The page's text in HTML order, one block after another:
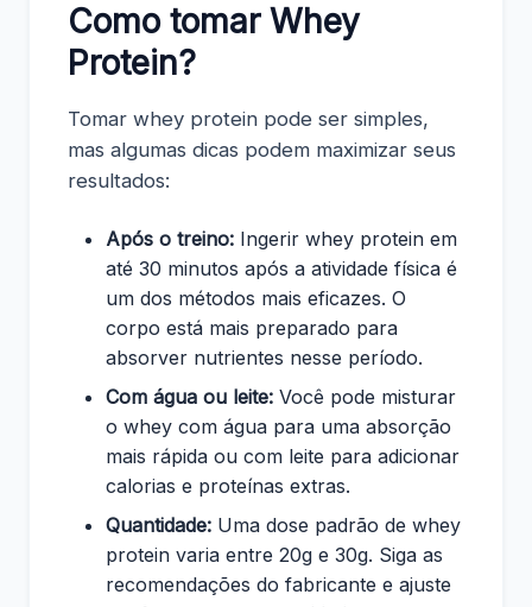
Como tomar Whey
Protein?
Tomar whey protein pode ser simples,
mas algumas dicas podem maximizar seus
resultados:
Após o treino: Ingerir whey protein em
até 30 minutos após a atividade física é
um dos métodos mais eficazes. O
corpo está mais preparado para
absorver nutrientes nesse período.
Com água ou leite: Você pode misturar
o whey com água para uma absorção
mais rápida ou com leite para adicionar
calorias e proteínas extras.
Quantidade: Uma dose padrão de whey
protein varia entre 20g e 30g. Siga as
recomendações do fabricante e ajuste